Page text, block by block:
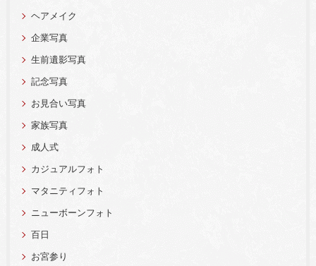
ヘアメイク
企業写真
生前遺影写真
記念写真
お見合い写真
家族写真
成人式
カジュアルフォト
マタニティフォト
ニューボーンフォト
百日
お宮参り